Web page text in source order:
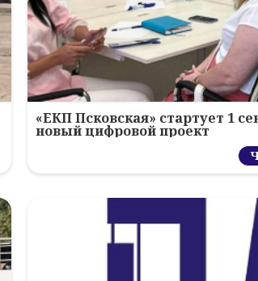
«ЕКП Псковская» стартует 1
новый цифровой проект